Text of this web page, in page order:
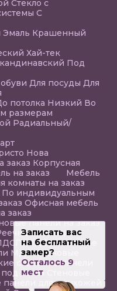
Стекло с
С
Эмаль Крашенный
Хай-тек
Под
Для посуды Для
потолка Низкий Во
размерам
Радиальный/
Нова
заказ Корпусная
на заказ Мебель
комнаты на заказ
По индивидуальным
Офисная мебель
заказ
панели на заказ
панели на
МДФ) Стеновые
МДФ Стеновые
стеновые панели
заказ
для прихожей
Записать вас
на бесплатный
замер?
Осталось 9
мест